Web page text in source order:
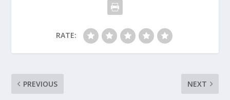
RATE:
PREVIOUS NEXT